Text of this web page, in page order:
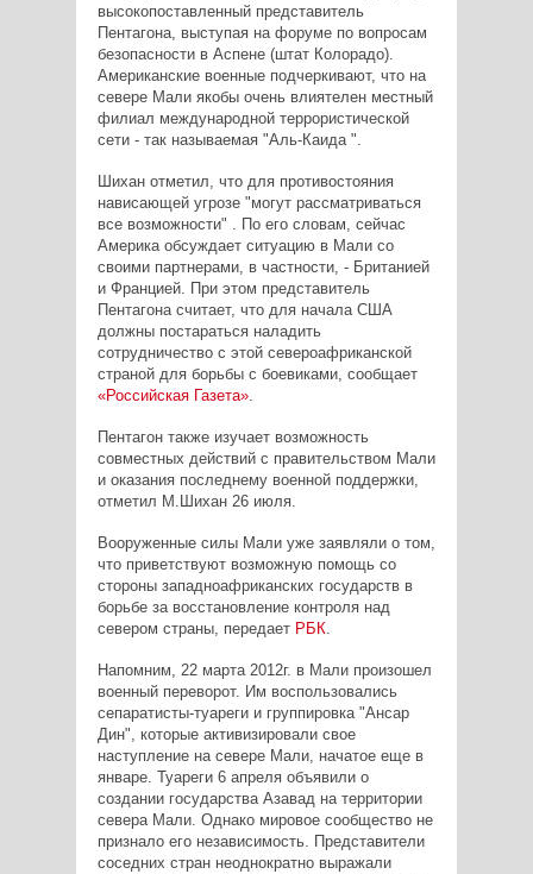
высокопоставленный представитель
Пентагона, выступая на форуме по вопросам
безопасности в Аспене (штат Колорадо).
Американские военные подчеркивают, что на
севере Мали якобы очень влиятелен местный
филиал международной террористической
сети - так называемая "Аль-Каида ".
Шихан отметил, что для противостояния
нависающей угрозе "могут рассматриваться
все возможности" . По его словам, сейчас
Америка обсуждает ситуацию в Мали со
своими партнерами, в частности, - Британией
и Францией. При этом представитель
Пентагона считает, что для начала США
должны постараться наладить
сотрудничество с этой североафриканской
страной для борьбы с боевиками, сообщает
«Российская Газета».
Пентагон также изучает возможность
совместных действий с правительством Мали
и оказания последнему военной поддержки,
отметил М.Шихан 26 июля.
Вооруженные силы Мали уже заявляли о том,
что приветствуют возможную помощь со
стороны западноафриканских государств в
борьбе за восстановление контроля над
севером страны, передает РБК
Напомним, 22 марта 2012г. в Мали произошел
военный переворот. Им воспользовались
сепаратисты-туареги и группировка "Ансар
Дин", которые активизировали свое
наступление на севере Мали, начатое еще в
январе. Туареги 6 апреля объявили о
создании государства Азавад на территории
севера Мали. Однако мировое сообщество не
признало его независимость. Представители
соседних стран неоднократно выражали